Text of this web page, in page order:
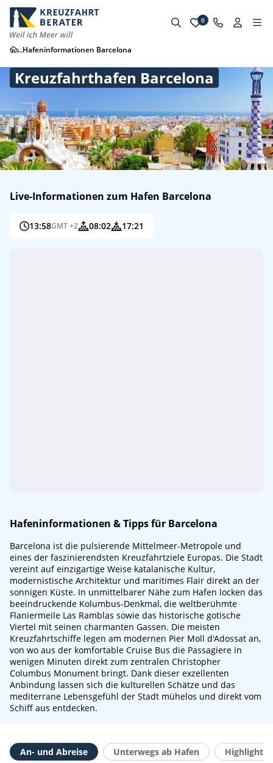
0
...Hafeninformationen Barcelona
Kreuzfahrthafen Barcelona
Live-Informationen zum Hafen Barcelona
13:58GMT +2 08:02 17:21
Hafeninformationen & Tipps für Barcelona
Barcelona ist die pulsierende Mittelmeer-Metropole und
eines der faszinierendsten Kreuzfahrtziele Europas. Die Stadt
vereint auf einzigartige Weise katalanische Kultur,
modernistische Architektur und maritimes Flair direkt an der
sonnigen Küste. In unmittelbarer Nähe zum Hafen locken das
beeindruckende Kolumbus-Denkmal, die weltberühmte
Flaniermeile Las Ramblas sowie das historische gotische
Viertel mit seinen charmanten Gassen. Die meisten
Kreuzfahrtschiffe legen am modernen Pier Moll d'Adossat an,
von wo aus der komfortable Cruise Bus die Passagiere in
wenigen Minuten direkt zum zentralen Christopher
Columbus Monument bringt. Dank dieser exzellenten
Anbindung lassen sich die kulturellen Schätze und das
mediterrane Lebensgefühl der Stadt mühelos und direkt vom
Schiff aus entdecken.
An- und Abreise Unterwegs ab Hafen Highlights